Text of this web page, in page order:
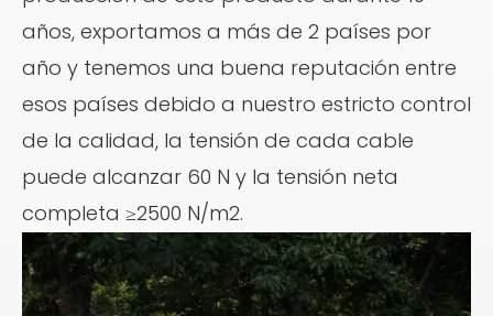
años, exportamos a más de 2 países por
año y tenemos una buena reputación entre
esos países debido a nuestro estricto control
de la calidad, la tensión de cada cable
puede alcanzar 60 N y la tensión neta
completa ≥2500 N/m2.